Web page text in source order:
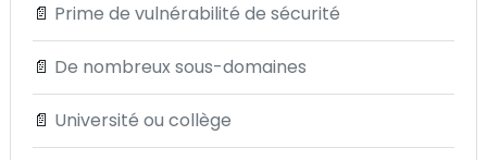
📄 Prime de vulnérabilité de sécurité
📄 De nombreux sous-domaines
📄 Université ou collège